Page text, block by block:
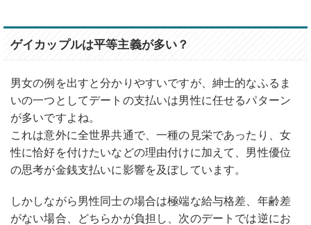
ゲイカップルは平等主義が多い？
男女の例を出すと分かりやすいですが、紳士的なふるま
いの一つとしてデートの支払いは男性に任せるパターン
が多いですよね。
これは意外に全世界共通で、一種の見栄であったり、女
性に恰好を付けたいなどの理由付けに加えて、男性優位
の思考が金銭支払いに影響を及ぼしています。
しかしながら男性同士の場合は極端な給与格差、年齢差
がない場合、どちらかが負担し、次のデートでは逆にお